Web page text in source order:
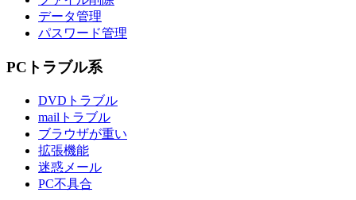
データ管理
パスワード管理
PCトラブル系
DVDトラブル
mailトラブル
ブラウザが重い
拡張機能
迷惑メール
PC不具合